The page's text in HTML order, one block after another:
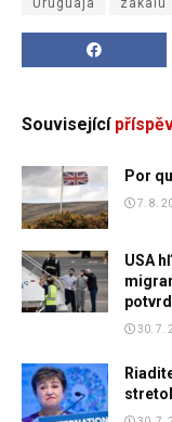
Uruguaja zákalu
Související
Por
7. 8.
USA
30. 7.